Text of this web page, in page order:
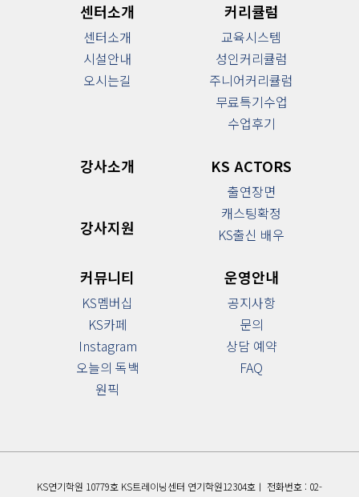
센터소개
센터소개
시설안내
오시는길
커리큘럼
교육시스템
성인커리큘럼
주니어커리큘럼
무료특기수업
수업후기
강사소개
강사지원
KS ACTORS
출연장면
캐스팅확정
KS출신 배우
커뮤니티
KS멤버십
KS카페
Instagram
오늘의 독백
원픽
운영안내
공지사항
문의
상담 예약
FAQ
KS연기학원 10779호 KS트레이닝센터 연기학원12304호ㅣ 전화번호 : 02-